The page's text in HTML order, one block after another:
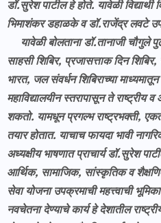
डॉ.सुरेश पाटील हे होते. यावेळी
भिमाशंकर डहाळके व डॉ.राजेंद्र लवटे
यावेळी बोलताना डॉ.तानाजी चौगुले
साहसी शिबिर, प्रजासत्ताक दिन
भारत, जल संवर्धन शिबिराच्या
महाविद्यालयीन स्तरापासून ते राष्ट्रीय
शकतो. यामधून प्रगल्भ राष्ट्रभक्ती,
तयार होतात. याचाच फायदा भावी
अध्यक्षीय भाषणात प्राचार्य डॉ.सुरेश
आर्थिक, सामाजिक, सांस्कृतिक व
सेवा योजना उपक्रमाची महत्त्वाची
नवचेतना देण्याचे कार्य हे देशातील